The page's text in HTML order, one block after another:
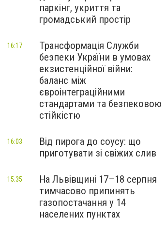
паркінг, укриття та
громадський простір
Трансформація Служби
безпеки України в умовах
екзистенційної війни:
баланс між
євроінтеграційними
стандартами та безпековою
стійкістю
16:17
Від пирога до соусу: що
приготувати зі свіжих слив
16:03
На Львівщині 17–18 серпня
тимчасово припинять
газопостачання у 14
населених пунктах
15:35